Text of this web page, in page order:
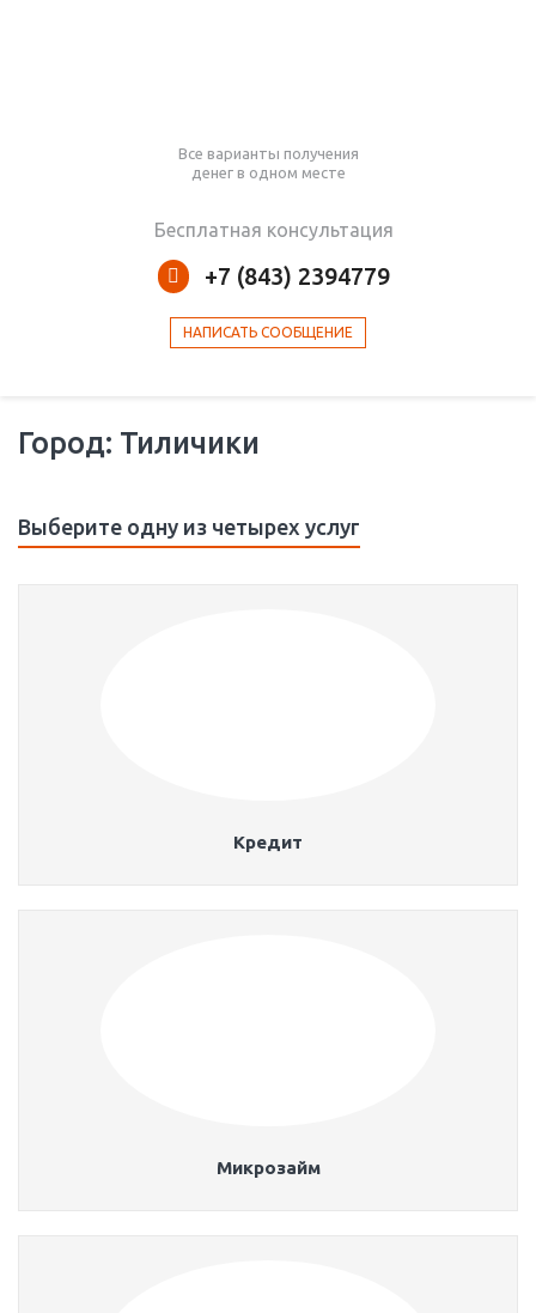
Все варианты получения
денег в одном месте
Бесплатная консультация
+7 (843) 2394779
НАПИСАТЬ СООБЩЕНИЕ
Город: Тиличики
Выберите одну из четырех услуг
Кредит
Микрозайм